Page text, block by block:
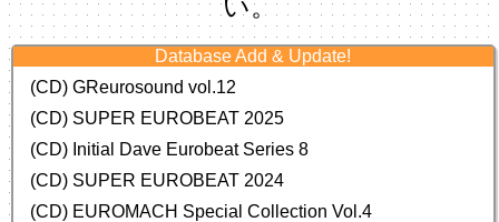
い。
Database Add & Update!
(CD) GReurosound vol.12
(CD) SUPER EUROBEAT 2025
(CD) Initial Dave Eurobeat Series 8
(CD) SUPER EUROBEAT 2024
(CD) EUROMACH Special Collection Vol.4